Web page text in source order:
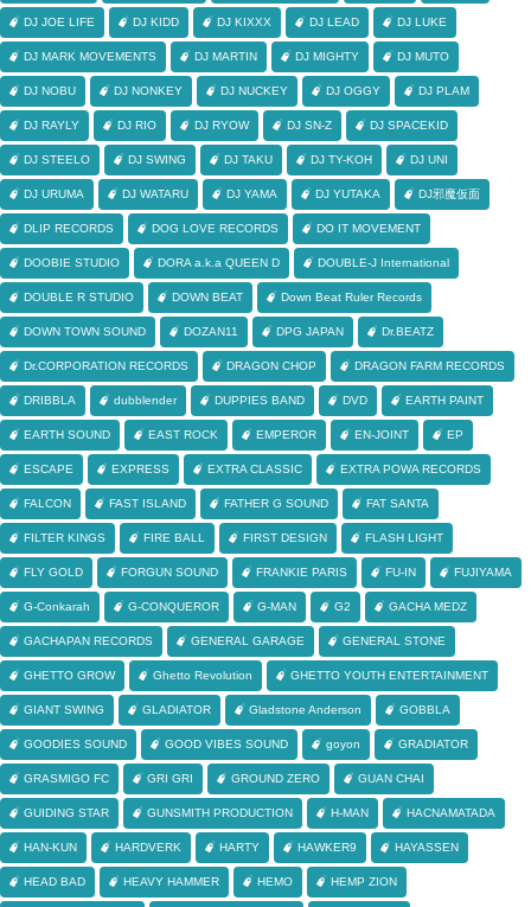
DJ JOE LIFE DJ KIDD DJ KIXXX DJ LEAD DJ LUKE
DJ MARK MOVEMENTS DJ MARTIN DJ MIGHTY DJ MUTO
DJ NOBU DJ NONKEY DJ NUCKEY DJ OGGY DJ PLAM
DJ RAYLY DJ RIO DJ RYOW DJ SN-Z DJ SPACEKID
DJ STEELO DJ SWING DJ TAKU DJ TY-KOH DJ UNI
DJ URUMA DJ WATARU DJ YAMA DJ YUTAKA DJ邪魔仮面
DLIP RECORDS DOG LOVE RECORDS DO IT MOVEMENT
DOOBIE STUDIO DORA a.k.a QUEEN D DOUBLE-J International
DOUBLE R STUDIO DOWN BEAT Down Beat Ruler Records
DOWN TOWN SOUND DOZAN11 DPG JAPAN Dr.BEATZ
Dr.CORPORATION RECORDS DRAGON CHOP DRAGON FARM RECORDS
DRIBBLA dubblender DUPPIES BAND DVD EARTH PAINT
EARTH SOUND EAST ROCK EMPEROR EN-JOINT EP
ESCAPE EXPRESS EXTRA CLASSIC EXTRA POWA RECORDS
FALCON FAST ISLAND FATHER G SOUND FAT SANTA
FILTER KINGS FIRE BALL FIRST DESIGN FLASH LIGHT
FLY GOLD FORGUN SOUND FRANKIE PARIS FU-IN FUJIYAMA
G-Conkarah G-CONQUEROR G-MAN G2 GACHA MEDZ
GACHAPAN RECORDS GENERAL GARAGE GENERAL STONE
GHETTO GROW Ghetto Revolution GHETTO YOUTH ENTERTAINMENT
GIANT SWING GLADIATOR Gladstone Anderson GOBBLA
GOODIES SOUND GOOD VIBES SOUND goyon GRADIATOR
GRASMIGO FC GRI GRI GROUND ZERO GUAN CHAI
GUIDING STAR GUNSMITH PRODUCTION H-MAN HACNAMATADA
HAN-KUN HARDVERK HARTY HAWKER9 HAYASSEN
HEAD BAD HEAVY HAMMER HEMO HEMP ZION